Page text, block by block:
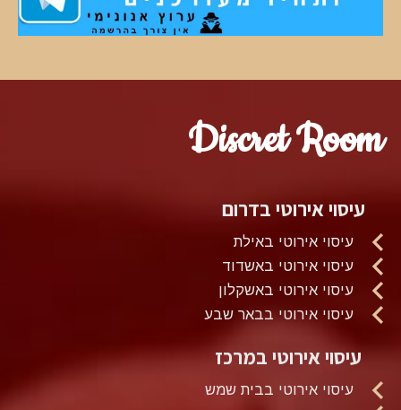
Discret Room
עיסוי אירוטי בדרום
עיסוי אירוטי באילת
עיסוי אירוטי באשדוד
עיסוי אירוטי באשקלון
עיסוי אירוטי בבאר שבע
עיסוי אירוטי במרכז
עיסוי אירוטי בבית שמש